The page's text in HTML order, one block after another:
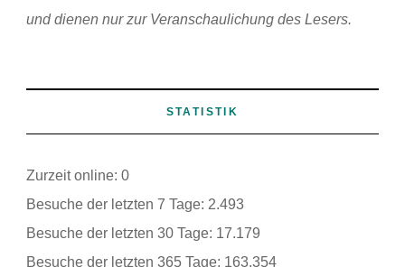
und dienen nur zur Veranschaulichung des Lesers.
STATISTIK
Zurzeit online: 0
Besuche der letzten 7 Tage: 2.493
Besuche der letzten 30 Tage: 17.179
Besuche der letzten 365 Tage: 163.354